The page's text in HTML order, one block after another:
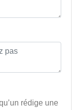
rédige une